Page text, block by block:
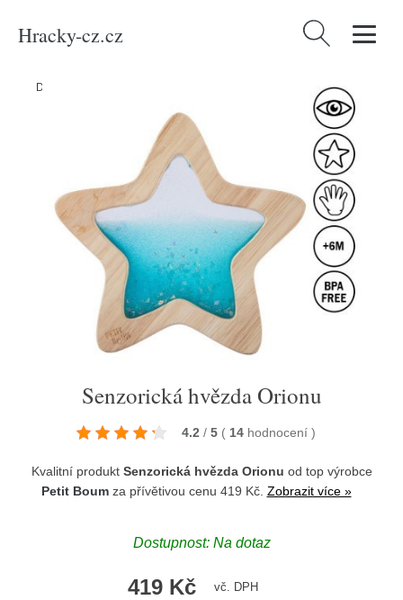
Hracky-cz.cz Vyhledávání
Domů Senzorická hvězda Orionu
Senzorická hvězda Orionu
4.2 / 5 ( 14 hodnocení )
Kvalitní produkt Senzorická hvězda Orionu od top výrobce
Petit Boumza přívětivou cenu 419 Kč. Zobrazit více »
Dostupnost: Na dotaz
419 Kč vč. DPH